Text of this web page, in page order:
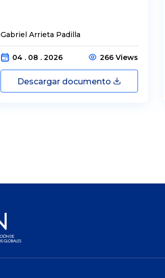
Gabriel Arrieta Padilla
04 . 08 . 2026 266 Views
Descargar documento